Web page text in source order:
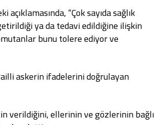
“Çok sayıda sağlık
ya da tedavi edildiğine ilişkin
bunu tolere ediyor ve
askerin ifadelerini doğrulayan
verildiğini, ellerinin ve gözlerinin bağlı